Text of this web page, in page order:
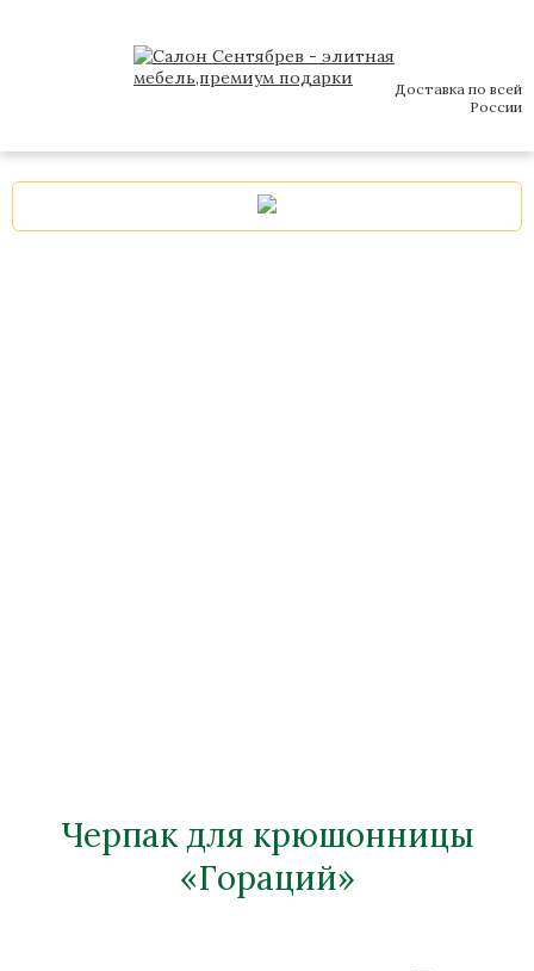
Доставка по всей
России
Черпак для крюшонницы
«Гораций»